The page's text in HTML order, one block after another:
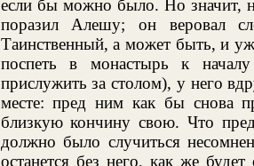
если бы можно было. Но значит,
поразил Алешу; он веровал
Таинственный, а может быть, и
поспеть в монастырь к
прислужить за столом), у него
месте: пред ним как бы снова
близкую кончину свою. Что
должно было случиться
останется без него, как же